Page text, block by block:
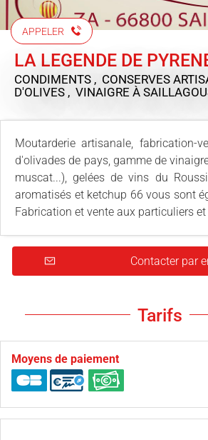
APPELER
LA LEGENDE DE
CONDIMENTS , CONSERVES
D'OLIVES , VINAIGRE À
Moutarderie artisanale, fabrication-
d'olivades de pays, gamme de
muscat...), gelées de vins du
aromatisés et ketchup 66 vous sont
Fabrication et vente aux particuliers
Contacter par
Tarifs
Moyens de paiement